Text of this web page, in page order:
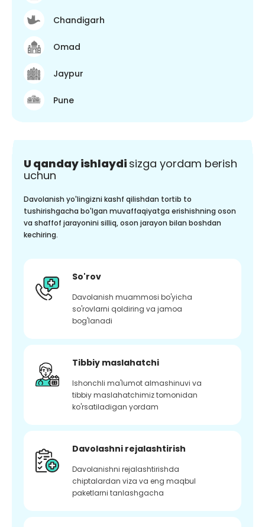
Chandigarh
Omad
Jaypur
Pune
U qanday ishlaydi sizga yordam berish
uchun
Davolanish yo'lingizni kashf qilishdan tortib to
tushirishgacha bo'lgan muvaffaqiyatga erishishning oson
va shaffof jarayonini silliq, oson jarayon bilan boshdan
kechiring.
So'rov
Davolanish muammosi bo'yicha
so'rovlarni qoldiring va jamoa
bog'lanadi
Tibbiy maslahatchi
Ishonchli ma'lumot almashinuvi va
tibbiy maslahatchimiz tomonidan
ko'rsatiladigan yordam
Davolashni rejalashtirish
Davolanishni rejalashtirishda
chiptalardan viza va eng maqbul
paketlarni tanlashgacha